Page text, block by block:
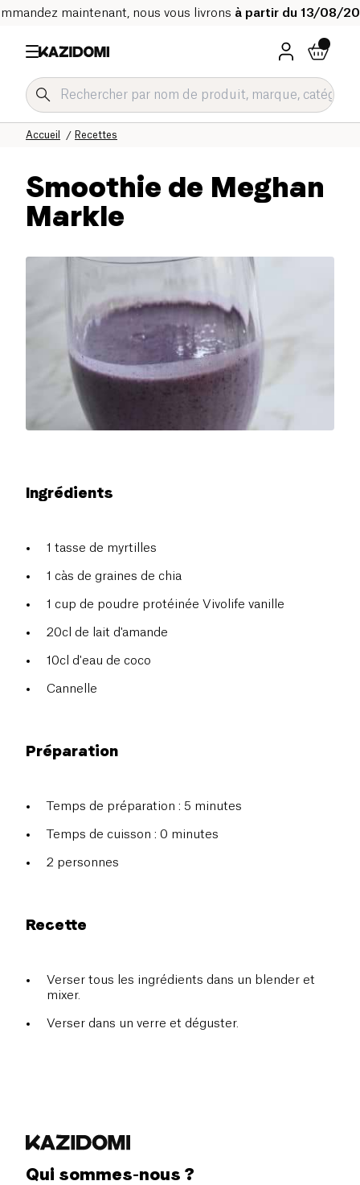
maintenant, nous vous livrons à partir du 13/08/
Recettes
Accueil
Smoothie de Meghan
Markle
Ingrédients
1 tasse de myrtilles
1 càs de graines de chia
1 cup de poudre protéinée Vivolife vanille
20cl de lait d'amande
10cl d'eau de coco
Cannelle
Préparation
Temps de préparation : 5 minutes
Temps de cuisson : 0 minutes
2 personnes
Recette
Verser tous les ingrédients dans un blender et
mixer.
Verser dans un verre et déguster.
Qui sommes-nous ?